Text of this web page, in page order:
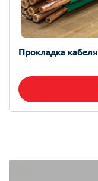
Прокладка кабеля